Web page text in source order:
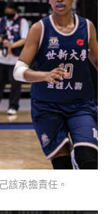
該承擔責任。